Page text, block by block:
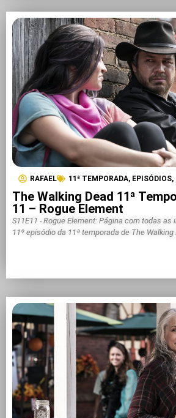
RAFAEL 11ª TEMPORADA, EPISÓDIOS,
The Walking Dead 11ª
11 – Rogue Element
S11E11 - Rogue Element: Página com todas
11º episódio da 11ª temporada de The Walking